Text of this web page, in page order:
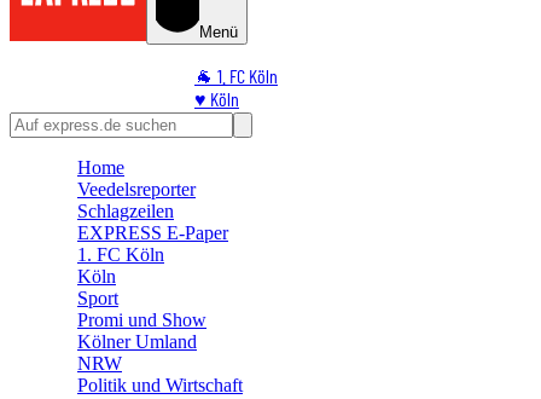
Menü
🐐 1. FC Köln
♥️ Köln
⭐ Promi
🛒 Shoppingwelt
Home
Veedelsreporter
Schlagzeilen
EXPRESS E-Paper
1. FC Köln
Köln
Sport
Promi und Show
Kölner Umland
NRW
Politik und Wirtschaft